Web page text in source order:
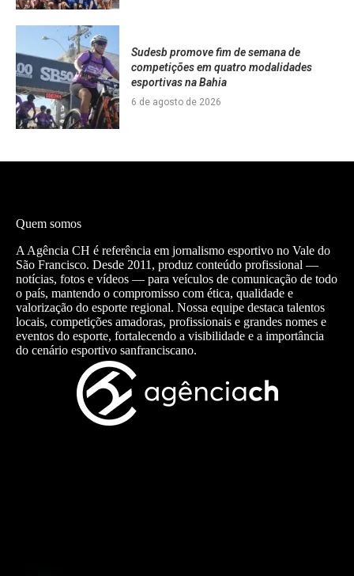
Sudesb promove fim de semana de
competições em quatro modalidades
esportivas na Bahia
6 de agosto de 2026
Quem somos
A Agência CH é referência em jornalismo esportivo no Vale do
São Francisco. Desde 2011, produz conteúdo profissional —
notícias, fotos e vídeos — para veículos de comunicação de todo
o país, mantendo o compromisso com ética, qualidade e
valorização do esporte regional. Nossa equipe destaca talentos
locais, competições amadoras, profissionais e grandes nomes e
eventos do esporte, fortalecendo a visibilidade e a importância
do cenário esportivo sanfranciscano.